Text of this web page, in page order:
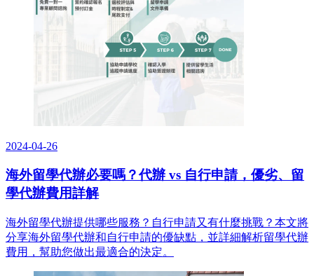
2024-04-26
海外留學代辦必要嗎？代辦 vs 自行申請，優劣、留
學代辦費用詳解
海外留學代辦提供哪些服務？自行申請又有什麼挑戰？本文將
分享海外留學代辦和自行申請的優缺點，並詳細解析留學代辦
費用，幫助您做出最適合的決定。